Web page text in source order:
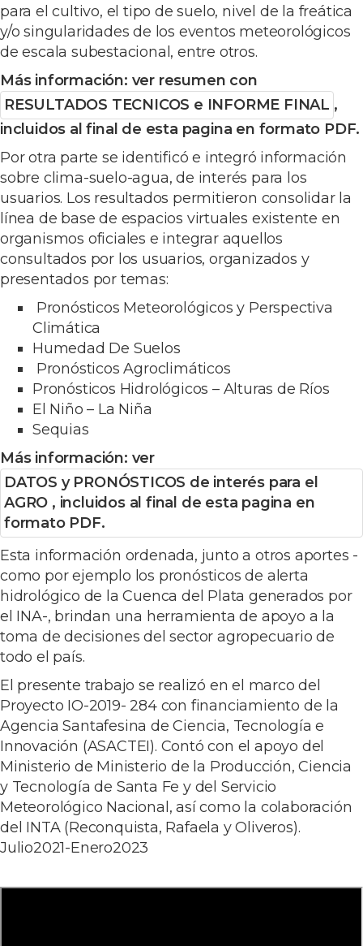
para el cultivo, el tipo de suelo, nivel de la freática
y/o singularidades de los eventos meteorológicos
de escala subestacional, entre otros.
Más información: ver resumen con
RESULTADOS TECNICOS e INFORME FINAL ,
incluidos al final de esta pagina en formato PDF.
Por otra parte se identificó e integró información
sobre clima-suelo-agua, de interés para los
usuarios. Los resultados permitieron consolidar la
línea de base de espacios virtuales existente en
organismos oficiales e integrar aquellos
consultados por los usuarios, organizados y
presentados por temas:
Pronósticos Meteorológicos y Perspectiva
Climática
Humedad De Suelos
Pronósticos Agroclimáticos
Pronósticos Hidrológicos – Alturas de Ríos
El Niño – La Niña
Sequias
Más información: ver
DATOS y PRONÓSTICOS de interés para el
AGRO , incluidos al final de esta pagina en
formato PDF.
Esta información ordenada, junto a otros aportes -
como por ejemplo los pronósticos de alerta
hidrológico de la Cuenca del Plata generados por
el INA-, brindan una herramienta de apoyo a la
toma de decisiones del sector agropecuario de
todo el país.
El presente trabajo se realizó en el marco del
Proyecto IO-2019- 284 con financiamiento de la
Agencia Santafesina de Ciencia, Tecnología e
Innovación (ASACTEI). Contó con el apoyo del
Ministerio de Ministerio de la Producción, Ciencia
y Tecnología de Santa Fe y del Servicio
Meteorológico Nacional, así como la colaboración
del INTA (Reconquista, Rafaela y Oliveros).
Julio2021-Enero2023